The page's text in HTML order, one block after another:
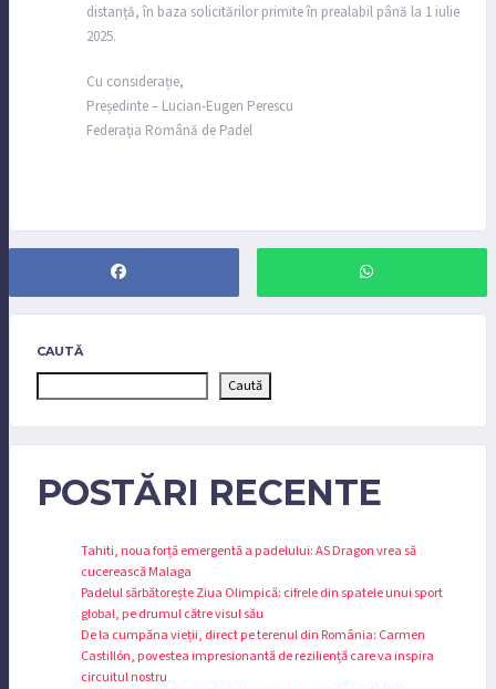
distanță, în baza solicitărilor primite în prealabil până la 1 iulie
2025.
Cu considerație,
Președinte – Lucian-Eugen Perescu
Federația Română de Padel
CAUTĂ
Caută
POSTĂRI RECENTE
Tahiti, noua forță emergentă a padelului: AS Dragon vrea să
cucerească Malaga
Padelul sărbătorește Ziua Olimpică: cifrele din spatele unui sport
global, pe drumul către visul său
De la cumpăna vieții, direct pe terenul din România: Carmen
Castillón, povestea impresionantă de reziliență care va inspira
circuitul nostru